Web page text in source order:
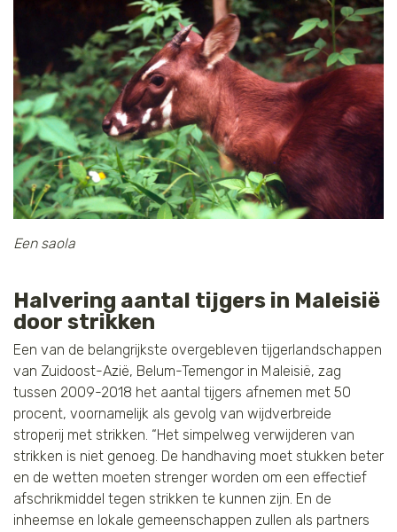
Een saola
Halvering aantal tijgers in Maleisië
door strikken
Een van de belangrijkste overgebleven tijgerlandschappen
van Zuidoost-Azië, Belum-Temengor in Maleisië, zag
tussen 2009-2018 het aantal tijgers afnemen met 50
procent, voornamelijk als gevolg van wijdverbreide
stroperij met strikken. “Het simpelweg verwijderen van
strikken is niet genoeg. De handhaving moet stukken beter
en de wetten moeten strenger worden om een effectief
afschrikmiddel tegen strikken te kunnen zijn. En de
inheemse en lokale gemeenschappen zullen als partners